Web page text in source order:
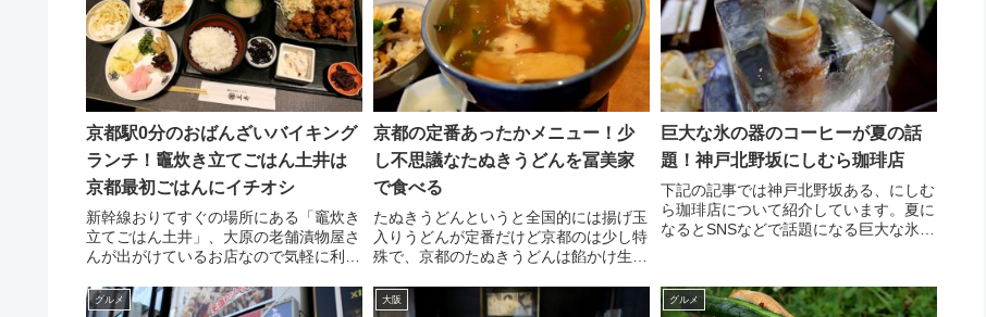
京都駅0分のおばんざいバイキング
ランチ！竈炊き立てごはん土井は
京都最初ごはんにイチオシ
新幹線おりてすぐの場所にある「竈炊き
立てごはん土井」、大原の老舗漬物屋さ
んが出がけているお店なので気軽に利用
おばんざいのビュッフェが食べ放題なの
京都の定番あったかメニュー！少
し不思議なたぬきうどんを冨美家
で食べる
たぬきうどんというと全国的には揚げ玉
入りうどんが定番だけど京都のは少し特
殊で、京都のたぬきうどんは餡かけ生姜
うどんを食べるなら錦市場の冨美家がオ
巨大な氷の器のコーヒーが夏の話
題！神戸北野坂にしむら珈琲店
下記の記事では神戸北野坂ある、にしむ
ら珈琲店について紹介しています。夏に
なるとSNSなどで話題になる巨大な氷の
の記事をご覧ください。
グルメ 大阪 グルメ